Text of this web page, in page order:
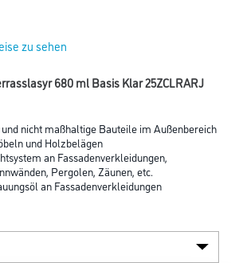
zu sehen
680 ml Basis Klar 25ZCLRARJ
nicht maßhaltige Bauteile im Außenbereich
und Holzbelägen
an Fassadenverkleidungen,
Pergolen, Zäunen, etc.
an Fassadenverkleidungen